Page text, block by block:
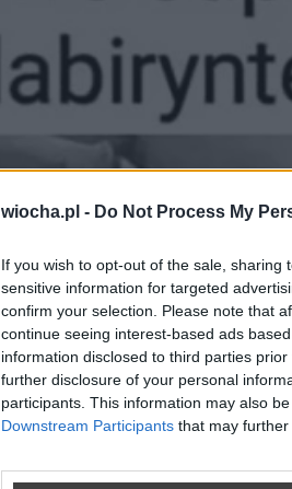
wiocha.pl - Do Not Process My
If you wish to opt-out of the sale,
sensitive information for targeted
confirm your selection. Please note that
continue seeing interest-based ads
information disclosed to third parties
further disclosure of your personal
participants. This information may also
Downstream Participants that may further